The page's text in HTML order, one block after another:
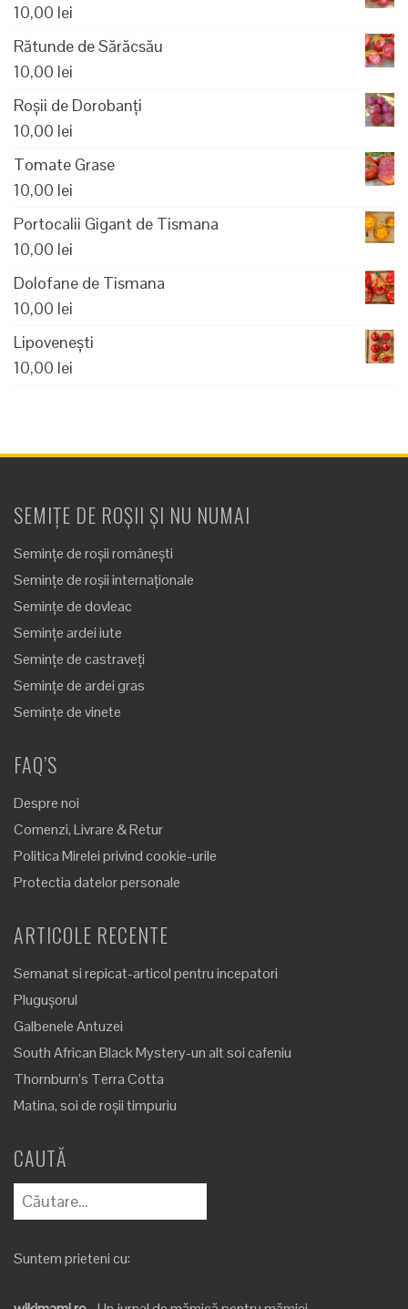
10,00 lei
Rătunde de Sărăcsău
10,00 lei
Roșii de Dorobanți
10,00 lei
Tomate Grase
10,00 lei
Portocalii Gigant de Tismana
10,00 lei
Dolofane de Tismana
10,00 lei
Lipovenești
10,00 lei
SEMIȚE DE ROȘII ȘI NU NUMAI
Semințe de roșii românești
Semințe de roșii internaționale
Semințe de dovleac
Semințe ardei iute
Semințe de castraveți
Semințe de ardei gras
Semințe de vinete
FAQ’S
Despre noi
Comenzi, Livrare & Retur
Politica Mirelei privind cookie-urile
Protectia datelor personale
ARTICOLE RECENTE
Semanat si repicat-articol pentru incepatori
Plugușorul
Galbenele Antuzei
South African Black Mystery-un alt soi cafeniu
Thornburn’s Terra Cotta
Matina, soi de roșii timpuriu
CAUTĂ
Caută
după:
Suntem prieteni cu: